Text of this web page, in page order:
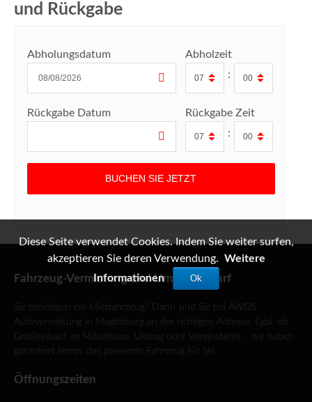
und Rückgabe
Abholungsdatum
Abholzeit
:
Rückgabe Datum
Rückgabe Zeit
:
Fahrzeug-Vermietung und Umzugsbedarf
Sie benötigen ein Mietfahrzeug? Dann sind Sie bei AWOS
Autovermietung in Magdeburg an der richtigen Adresse. Egal, ob
Großeinkauf im Möbelhaus, Umzug oder Vereinsfahrt – wir haben
garantiert immer das passende Fahrzeug für Sie.
Öffnungszeiten
Diese Seite verwendet Cookies. Indem Sie weiter surfen,
akzeptieren Sie deren Verwendung. Weitere
Informationen
Ok